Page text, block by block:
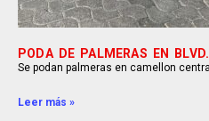
PODA DE PALMERAS EN
Se podan palmeras en camellon
Leer más »